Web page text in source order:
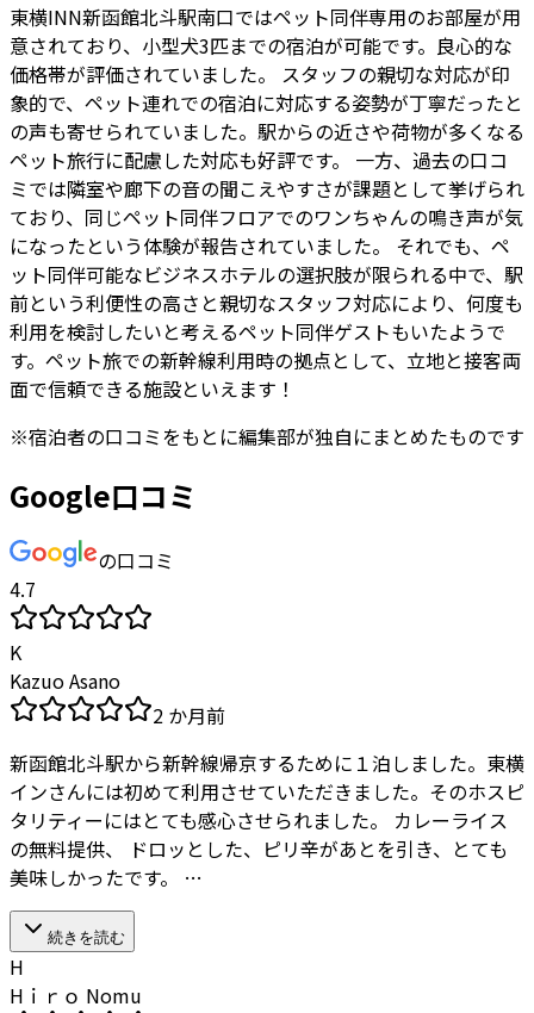
東横INN新函館北斗駅南口ではペット同伴専用のお部屋が用
意されており、小型犬3匹までの宿泊が可能です。良心的な
価格帯が評価されていました。 スタッフの親切な対応が印
象的で、ペット連れでの宿泊に対応する姿勢が丁寧だったと
の声も寄せられていました。駅からの近さや荷物が多くなる
ペット旅行に配慮した対応も好評です。 一方、過去の口コ
ミでは隣室や廊下の音の聞こえやすさが課題として挙げられ
ており、同じペット同伴フロアでのワンちゃんの鳴き声が気
になったという体験が報告されていました。 それでも、ペ
ット同伴可能なビジネスホテルの選択肢が限られる中で、駅
前という利便性の高さと親切なスタッフ対応により、何度も
利用を検討したいと考えるペット同伴ゲストもいたようで
す。ペット旅での新幹線利用時の拠点として、立地と接客両
面で信頼できる施設といえます！
※宿泊者の口コミをもとに編集部が独自にまとめたものです
Google口コミ
の口コミ
4.7
K
Kazuo Asano
2 か月前
新函館北斗駅から新幹線帰京するために１泊しました。東横
インさんには初めて利用させていただきました。そのホスピ
タリティーにはとても感心させられました。 カレーライス
の無料提供、 ドロッとした、ピリ辛があとを引き、とても
美味しかったです。 …
続きを読む
H
Hｉｒｏ Nomu